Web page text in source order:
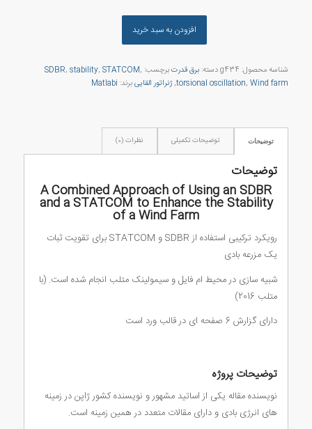
افزودن به سبد خرید
شناسه محصول: g434دسته: برق قدرتبرچسب: SDBR,stability,STATCOM,
torsional oscillation,Wind farm
,ژنراتور القاییبرند: Matlabi
توضیحات توضیحات تکمیلی نظرات (0)
توضیحات
A Combined Approach of Using an SDBR
and a STATCOM to Enhance the Stability
of a Wind Farm
رویکرد ترکیبی استفاده از SDBR و STATCOM برای تقویت ثبات
یک مزرعه بادی
شبیه سازی در محیط ام فایل و سیمولینک متلب انجام شده است. (با
متلب 2016)
دارای گزارش 6 صفحه ای در قالب ورد است
توضیحات پروژه
نویسنده مقاله یکی از اساتید مشهور و نویسنده کشور ژاپن در زمینه
های انرژی بادی و دارای مقالات متعدد در همین زمینه است.